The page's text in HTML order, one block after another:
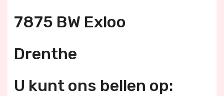
7875 BW Exloo
Drenthe
U kunt ons bellen op: